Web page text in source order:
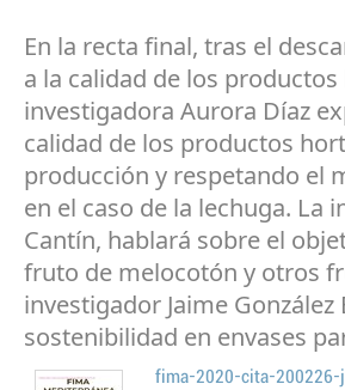
En la recta final, tras el
a la calidad de los
investigadora Aurora Díaz
calidad de los productos
producción y respetando el
en el caso de la lechuga. La
Cantín, hablará sobre el
fruto de melocotón y otros
investigador Jaime
sostenibilidad en envases
fima-2020-cita-200226-